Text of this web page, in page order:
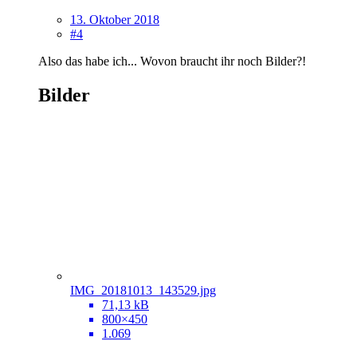
13. Oktober 2018
#4
Also das habe ich... Wovon braucht ihr noch Bilder?!
Bilder
IMG_20181013_143529.jpg
71,13 kB
800×450
1.069